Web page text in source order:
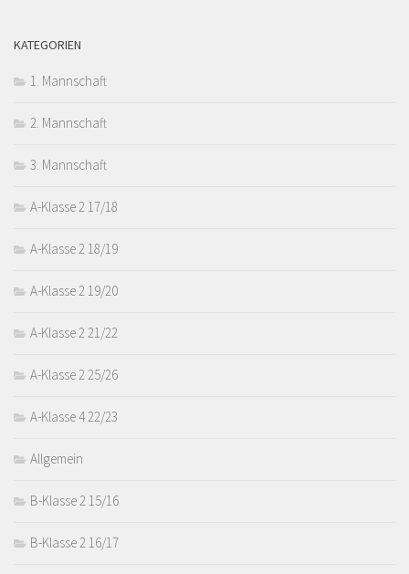
KATEGORIEN
1. Mannschaft
2. Mannschaft
3. Mannschaft
A-Klasse 2 17/18
A-Klasse 2 18/19
A-Klasse 2 19/20
A-Klasse 2 21/22
A-Klasse 2 25/26
A-Klasse 4 22/23
Allgemein
B-Klasse 2 15/16
B-Klasse 2 16/17